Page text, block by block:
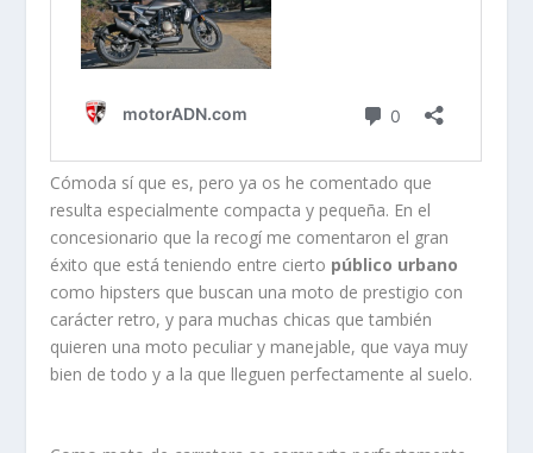
Cómoda sí que es, pero ya os he comentado que
resulta especialmente compacta y pequeña. En el
concesionario que la recogí me comentaron el gran
éxito que está teniendo entre cierto público urbano
como hipsters que buscan una moto de prestigio con
carácter retro, y para muchas chicas que también
quieren una moto peculiar y manejable, que vaya muy
bien de todo y a la que lleguen perfectamente al suelo.